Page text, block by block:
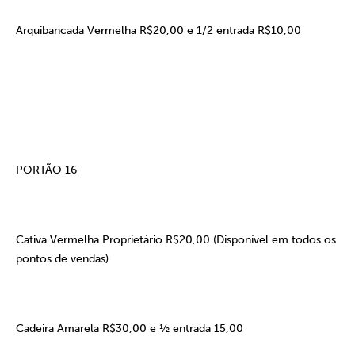
Arquibancada Vermelha R$20,00 e 1/2 entrada R$10,00
PORTÃO 16
Cativa Vermelha Proprietário R$20,00 (Disponível em todos os
pontos de vendas)
Cadeira Amarela R$30,00 e ½ entrada 15,00